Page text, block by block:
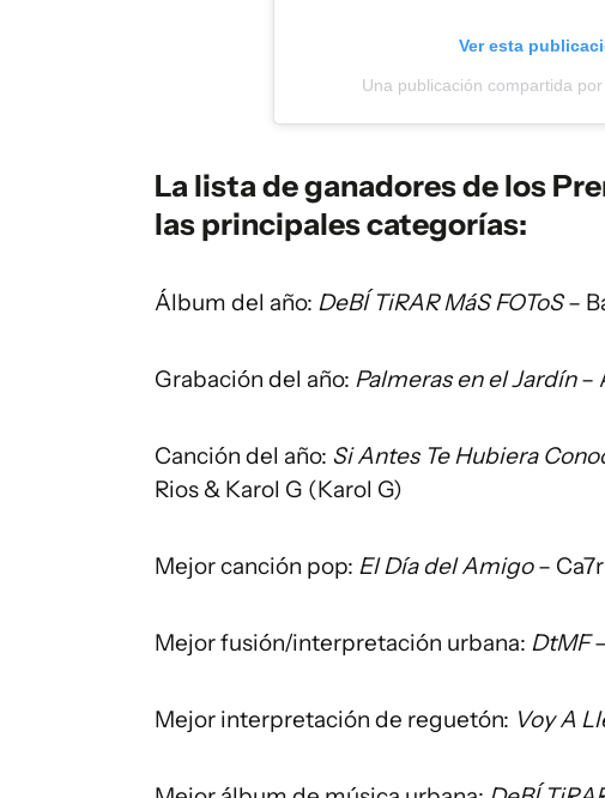
Ver esta
Una publicación compartida
La lista de ganadores de los
las principales categorías:
Álbum del año: DeBÍ TiRAR MáS FOToS–
Grabación del año: Palmeras en el Jardín–
Canción del año: Si Antes Te Hubiera
Rios & Karol G (Karol G)
Mejor canción pop: El Día del Amigo–
Mejor fusión/interpretación urbana: DtMF
Mejor interpretación de reguetón: Voy A